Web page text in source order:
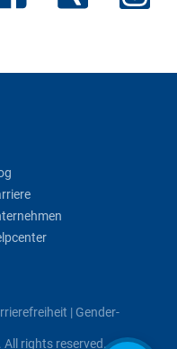
| Gender-
rights reserved.